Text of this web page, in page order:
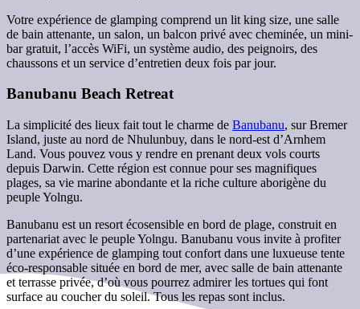
Votre expérience de glamping comprend un lit king size, une salle
de bain attenante, un salon, un balcon privé avec cheminée, un mini-
bar gratuit, l’accès WiFi, un système audio, des peignoirs, des
chaussons et un service d’entretien deux fois par jour.
Banubanu Beach Retreat
La simplicité des lieux fait tout le charme de Banubanu, sur Bremer
Island, juste au nord de Nhulunbuy, dans le nord-est d’Arnhem
Land. Vous pouvez vous y rendre en prenant deux vols courts
depuis Darwin. Cette région est connue pour ses magnifiques
plages, sa vie marine abondante et la riche culture aborigène du
peuple Yolngu.
Banubanu est un resort écosensible en bord de plage, construit en
partenariat avec le peuple Yolngu. Banubanu vous invite à profiter
d’une expérience de glamping tout confort dans une luxueuse tente
éco-responsable située en bord de mer, avec salle de bain attenante
et terrasse privée, d’où vous pourrez admirer les tortues qui font
surface au coucher du soleil. Tous les repas sont inclus.